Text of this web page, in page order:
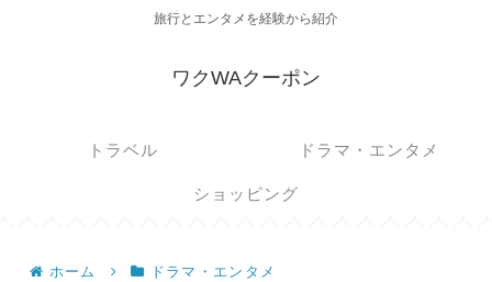
旅行とエンタメを経験から紹介
ワクWAクーポン
トラベル ドラマ・エンタメ
ショッピング
ホーム ドラマ・エンタメ